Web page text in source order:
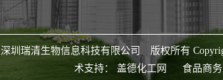
深圳瑞清生物信息科技有限公司 版权所有
术支持： 盖德化工网 食品商务